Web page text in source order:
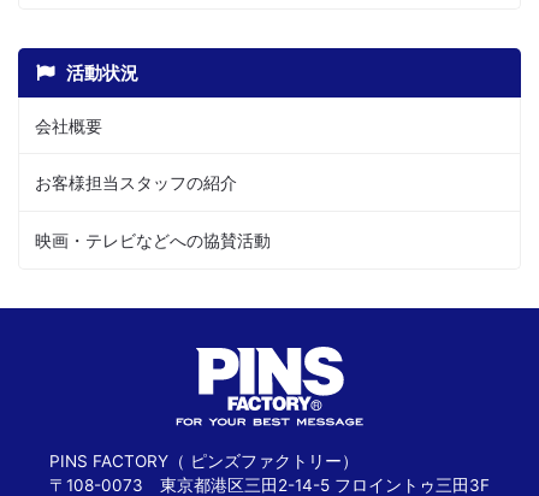
活動状況
会社概要
お客様担当スタッフの紹介
映画・テレビなどへの協賛活動
PINS FACTORY（ ピンズファクトリー）
〒108-0073 東京都港区三田2-14-5 フロイントゥ三田3F